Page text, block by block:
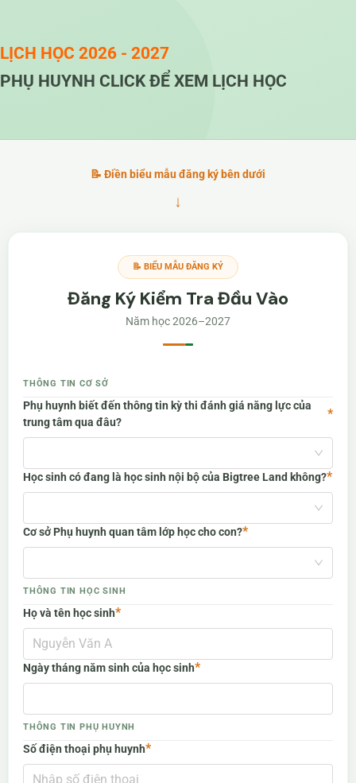
LỊCH HỌC 2026 - 2027
PHỤ HUYNH CLICK ĐỂ XEM LỊCH HỌC
📝 Điền biểu mẫu đăng ký bên dưới
↓
📝 BIỂU MẪU ĐĂNG KÝ
Đăng Ký Kiểm Tra Đầu Vào
Năm học 2026–2027
THÔNG TIN CƠ SỞ
Phụ huynh biết đến thông tin kỳ thi đánh giá năng lực của
trung tâm qua đâu?
*
Học sinh có đang là học sinh nội bộ của Bigtree Land không?*
Cơ sở Phụ huynh quan tâm lớp học cho con?*
THÔNG TIN HỌC SINH
Họ và tên học sinh*
Ngày tháng năm sinh của học sinh*
THÔNG TIN PHỤ HUYNH
Số điện thoại phụ huynh*